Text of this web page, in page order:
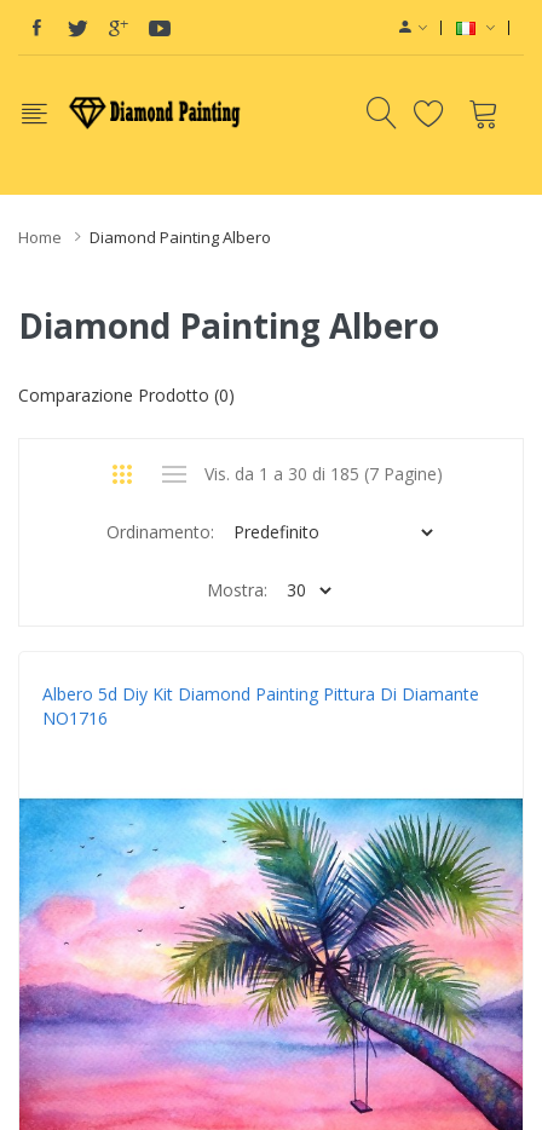
Vape dealse-LiquidVape hardwareE-Liquidsvapor
Home Diamond Painting Albero
Diamond Painting Albero
Comparazione Prodotto (0)
Vis. da 1 a 30 di 185 (7 Pagine)
Ordinamento:
Mostra:
Albero 5d Diy Kit Diamond Painting Pittura Di Diamante
NO1716